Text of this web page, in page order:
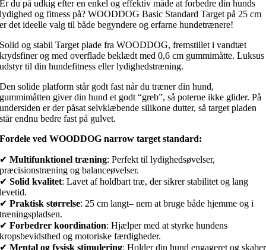
Er du på udkig efter en enkel og effektiv måde at forbedre din hunds
lydighed og fitness på? WOODDOG Basic Standard Target på 25 cm
er det ideelle valg til både begyndere og erfarne hundetrænere!
Solid og stabil Target plade fra WOODDOG, fremstillet i vandtæt
krydsfiner og med overflade beklædt med 0,6 cm gummimåtte. Luksus
udstyr til din hundefitness eller lydighedstræning.
Den solide platform står godt fast når du træner din hund,
gummimåtten giver din hund et godt “greb”, så poterne ikke glider. På
undersiden er der påsat selvklæbende silikone dutter, så target pladen
står endnu bedre fast på gulvet.
Fordele ved WOODDOG narrow target standard:
✔Multifunktionel træning: Perfekt til lydighedsøvelser,
præcisionstræning og balanceøvelser.
✔Solid kvalitet: Lavet af holdbart træ, der sikrer stabilitet og lang
levetid.
✔Praktisk størrelse: 25 cm langt– nem at bruge både hjemme og i
træningspladsen.
✔Forbedrer koordination: Hjælper med at styrke hundens
kropsbevidsthed og motoriske færdigheder.
✔Mental og fysisk stimulering: Holder din hund engageret og skaber